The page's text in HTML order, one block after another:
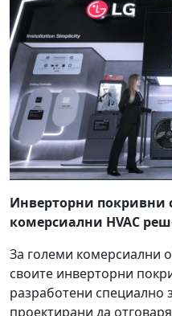
Инверторни
комерсиални HVAC
За големи комерсиални
своите инверторни
разработени специално
проектирани да